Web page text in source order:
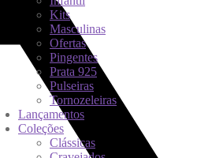
Kits
Masculinas
Ofertas
Pingentes
Prata 925
Pulseiras
Tornozeleiras
Lançamentos
Coleções
Clássicas